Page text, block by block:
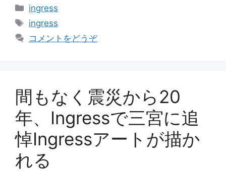
カ
テ
ゴ
リ
ingress
タ
ingress
コメントをどうぞ
間もなく震災から20
年、Ingressで三宮に追
悼Ingressアートが描か
れる